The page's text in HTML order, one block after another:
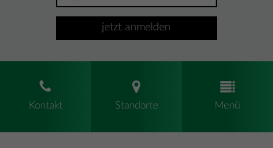
jetzt anmelden
Kontakt Standorte Menü